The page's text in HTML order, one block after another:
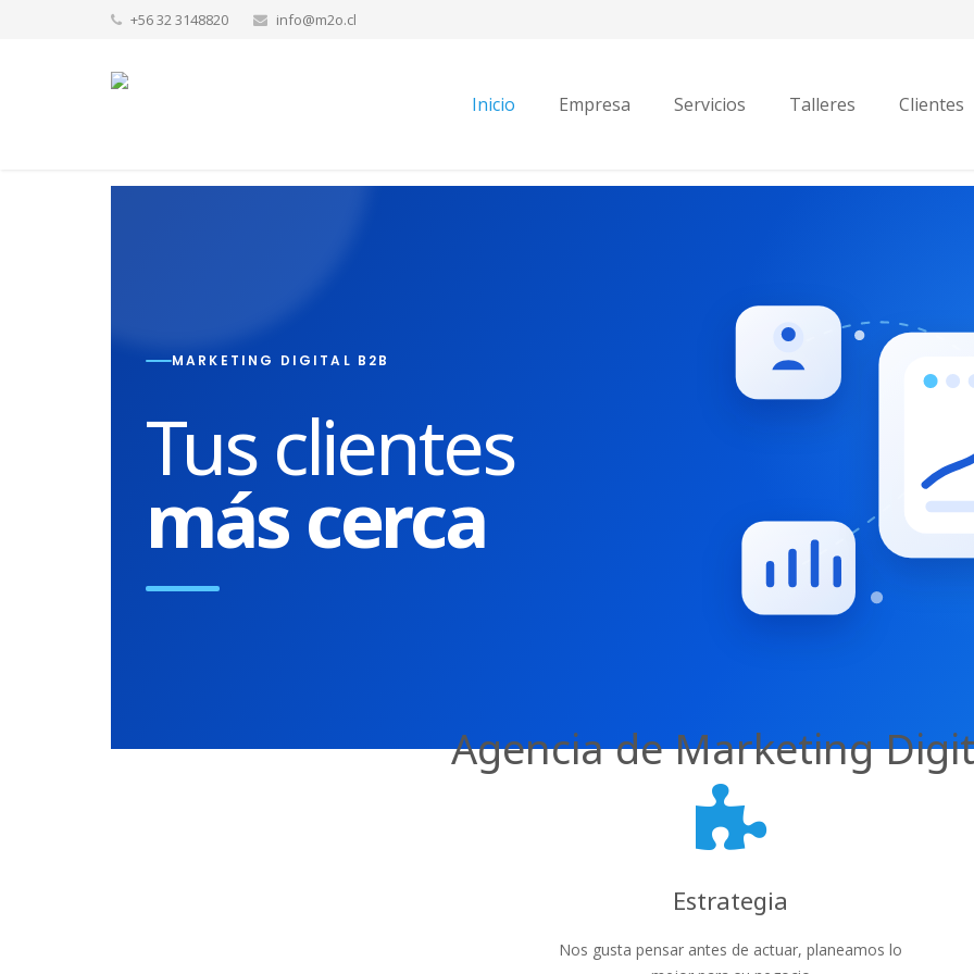
+56 32 3148820 info@m2o.cl
Inicio Empresa Servicios Talleres Clientes
MARKETING DIGITAL B2B
Tus clientes
más cerca
Agencia de Marketing
Estrategia
Nos gusta pensar antes de actuar, planeamos lo